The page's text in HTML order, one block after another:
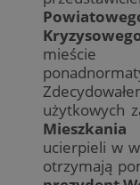
użytkowych
Mieszkania
ucierpieli w
otrzymają